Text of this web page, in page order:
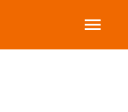
menu